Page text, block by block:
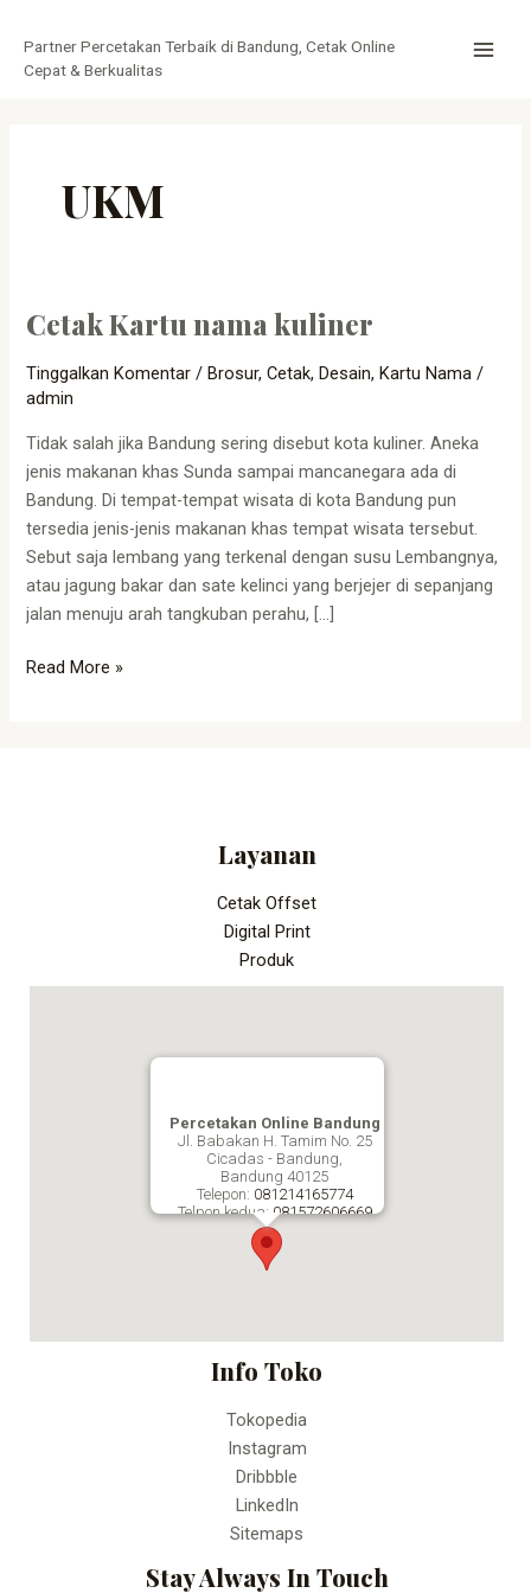
konten
Partner Percetakan Terbaik di Bandung, Cetak Online
Cepat & Berkualitas
UKM
Cetak Kartu nama kuliner
Tinggalkan Komentar /Brosur,Cetak,Desain,Kartu Nama /
admin
Tidak salah jika Bandung sering disebut kota kuliner. Aneka
jenis makanan khas Sunda sampai mancanegara ada di
Bandung. Di tempat-tempat wisata di kota Bandung pun
tersedia jenis-jenis makanan khas tempat wisata tersebut.
Sebut saja lembang yang terkenal dengan susu Lembangnya,
atau jagung bakar dan sate kelinci yang berjejer di sepanjang
jalan menuju arah tangkuban perahu, […]
Cetak
nama
kuliner
Read More »
Layanan
Cetak Offset
Digital Print
Produk
Percetakan Online Bandung
Jl. Babakan H. Tamim No. 25
Cicadas - Bandung,
Bandung 40125
Telepon: 081214165774
Telpon kedua: 081572606669
Percetakan Online Bandung
Info Toko
Tokopedia
Instagram
Dribbble
LinkedIn
Sitemaps
Stay Always In Touch